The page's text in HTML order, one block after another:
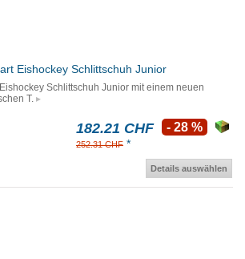
Eishockey Schlittschuh Junior
Schlittschuh Junior mit einem neuen
T.
182.21 CHF
252.31 CHF *
- 28 %
Details auswählen